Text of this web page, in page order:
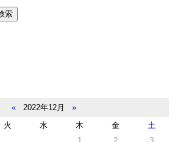
« 2022年12月
»
火 水 木 金
土